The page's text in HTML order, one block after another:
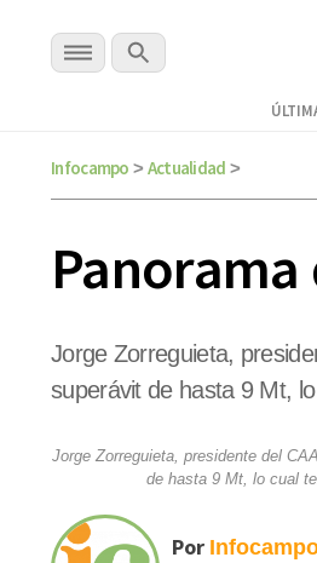
Infocampo > Actualidad >
Jorge Zorreguieta,
superávit de hasta 9 Mt,
Jorge Zorreguieta, presidente del
de hasta 9 Mt, lo cual
Por